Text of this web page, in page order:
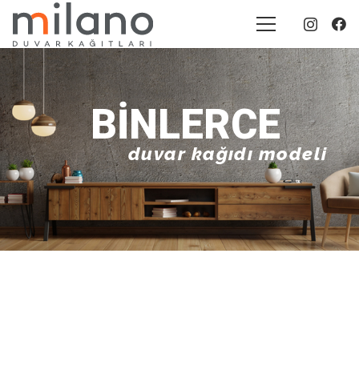
BINLERCE
duvar kağıdı modeli